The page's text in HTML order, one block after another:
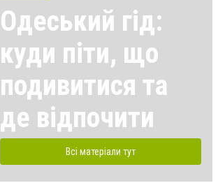
Одеський гід:
куди піти, що
подивитися та
де відпочити
Всі матеріали тут